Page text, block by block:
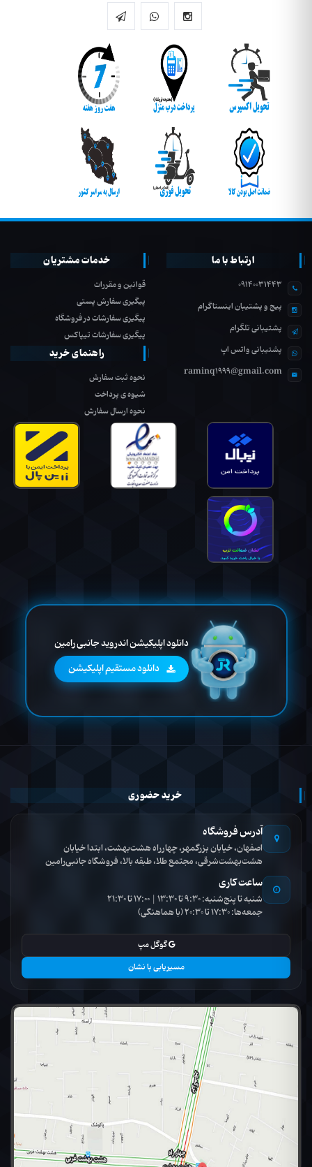
ارتباط با ما
09140031443
پیج و پشتیبان اینستاگرام
پشتیبانی تلگرام
پشتیبانی واتس اپ
raminq1999@gmail.com
خدمات مشتریان
قوانین و مقررات
پیگیری سفارش پستی
پیگیری سفارشات در فروشگاه
پیگیری سفارشات تیپاکس
راهنمای خرید
نحوه ثبت سفارش
شیوه ی پرداخت
نحوه ارسال سفارش
دانلود اپلیکیشن اندروید جانبی رامین
دانلود مستقیم اپلیکیشن
خرید حضوری
آدرس فروشگاه
اصفهان، خیابان بزرگمهر، چهارراه هشت‌بهشت، ابتدا خیابان
هشت‌بهشت‌شرقی، مجتمع طلا، طبقه بالا، فروشگاه جانبی‌رامین
ساعت کاری
شنبه تا پنج‌شنبه: 9:30 تا 13:30 | 17:00 تا 21:30
جمعه‌ها: 17:30 تا 20:30 (با هماهنگی)
گوگل مپ
مسیریابی با نشان